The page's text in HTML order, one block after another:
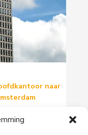
naar
Tower), het